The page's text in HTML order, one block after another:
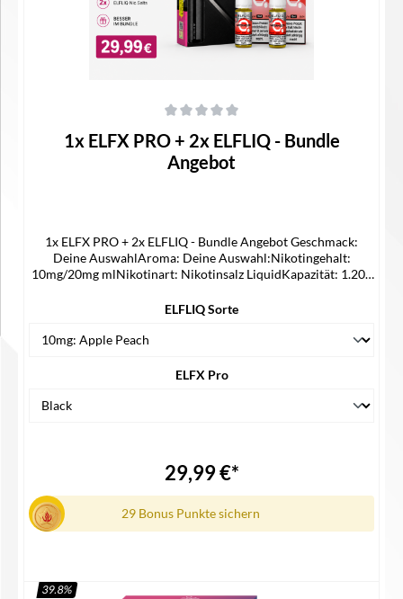
1x ELFX PRO + 2x ELFLIQ - Bundle
Angebot
1x ELFX PRO + 2x ELFLIQ - Bundle Angebot Geschmack:
Deine AuswahlAroma: Deine Auswahl:Nikotingehalt:
10mg/20mg mlNikotinart: Nikotinsalz LiquidKapazität: 1.200
WattWiderstand der integrierten Dual Mesh Coil: 0,6 | 0,8
FarbdisplayTankvolumen: 2,0 mlAirflow ControlTop Filling-
AnschlussLieferumfang1x ELFX PRO2x ELFLIQ
ELFLIQ Sorte
ELFX Pro
29,99 €*
29 Bonus Punkte sichern
39.8%